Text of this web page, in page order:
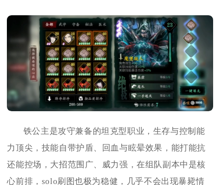
铁公主是攻守兼备的坦克型职业，生存与控制能
力顶尖，技能自带护盾、回血与眩晕效果，能打能抗
还能控场，大招范围广、威力强，在组队副本中是核
心前排，solo刷图也极为稳健，几乎不会出现暴毙情